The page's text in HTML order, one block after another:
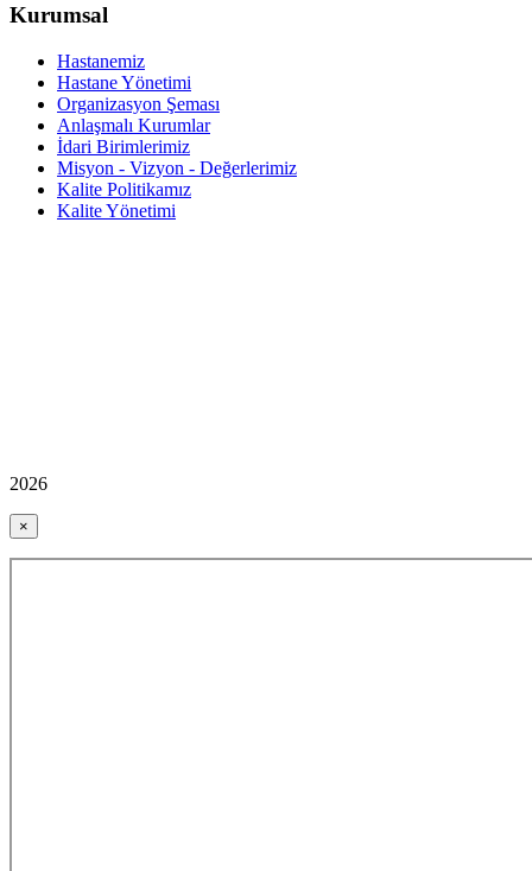
Kurumsal
Hastanemiz
Hastane Yönetimi
Organizasyon Şeması
Anlaşmalı Kurumlar
İdari Birimlerimiz
Misyon - Vizyon - Değerlerimiz
Kalite Politikamız
Kalite Yönetimi
2026
×